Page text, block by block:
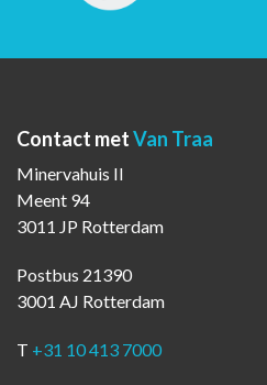
Contact metVan Traa
Minervahuis II
Meent 94
3011 JP Rotterdam
Postbus 21390
3001 AJ Rotterdam
T +31 10 413 7000